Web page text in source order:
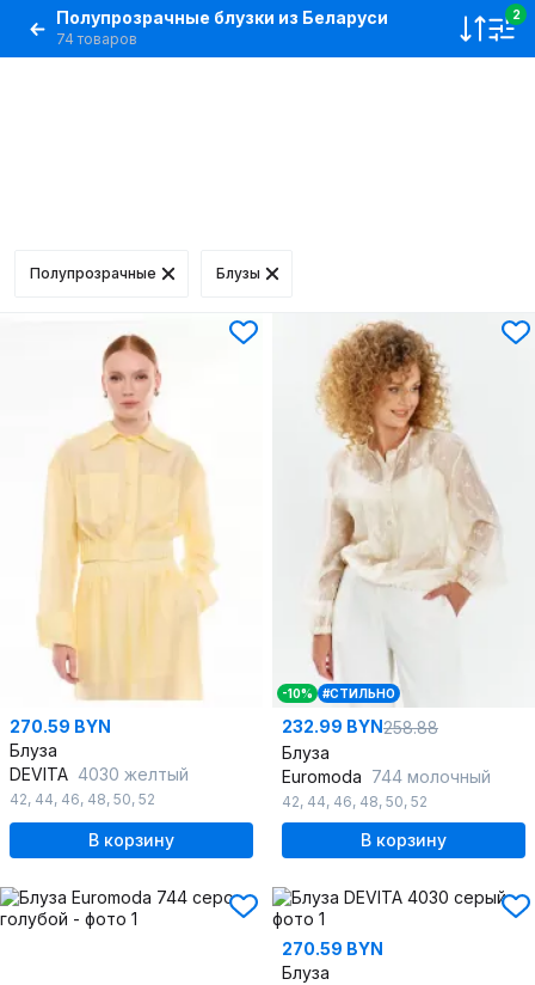
Полупрозрачные блузки из Беларуси
74 товаров
2
Полупрозрачные Блузы
270.59 BYN
Блуза
DEVITA 4030 желтый
42, 44, 46, 48, 50, 52
В корзину
-10% #СТИЛЬНО
232.99 BYN258.88
Блуза
Euromoda 744 молочный
42, 44, 46, 48, 50, 52
В корзину
270.59 BYN
Блуза